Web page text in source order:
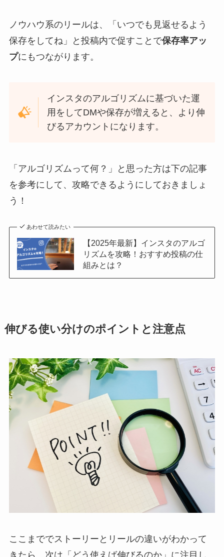
ノウハウ系のリールは、「いつでも見返せるよう
保存をしてね」と投稿内で促すことで保存率アッ
プにもつながります。
インスタのアルゴリズムに基づいた運
用をしてDMや保存が増えると、より伸
びるアカウントになります。
「アルゴリズムって何？」と思った方は下の記事
を参考にして、攻略できるようにしておきましょ
う！
あわせて読みたい
【2025年最新】インスタのアルゴ
リズムを攻略！おすすめ投稿の仕
組みとは？
伸びる使い分けのポイントと注意点
ここまででストーリーとリールの違いがわかって
きたら、次は「どう使えば伸びるのか」に注目し